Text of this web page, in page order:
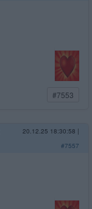
#7553
20.12.25 18:30:58 |
#7557